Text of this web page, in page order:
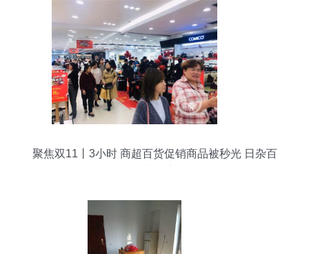
聚焦双11丨3小时 商超百货促销商品被秒光 日杂百